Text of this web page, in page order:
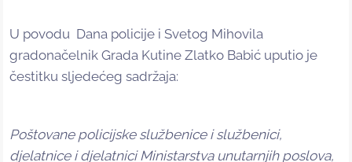
U povodu Dana policije i Svetog Mihovila
gradonačelnik Grada Kutine Zlatko Babić uputio je
čestitku sljedećeg sadržaja:
Poštovane policijske službenice i službenici,
djelatnice i djelatnici Ministarstva unutarnjih poslova,